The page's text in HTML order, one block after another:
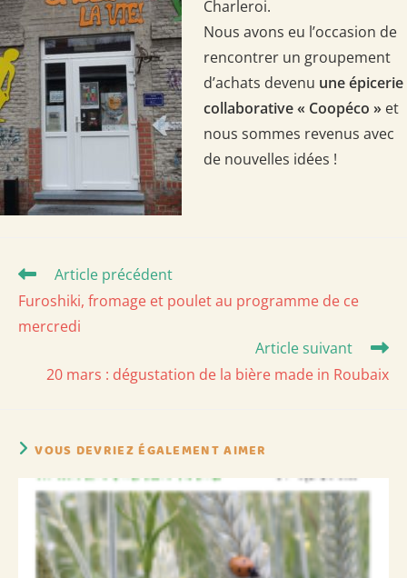
Charleroi.
Nous avons eu l’occasion de
rencontrer un groupement
d’achats devenu une épicerie
collaborative « Coopéco » et
nous sommes revenus avec
de nouvelles idées !
Read
articles
Article précédent
Furoshiki, fromage et poulet au programme de ce
mercredi
Article suivant
20 mars : dégustation de la bière made in Roubaix
VOUS DEVRIEZ ÉGALEMENT AIMER